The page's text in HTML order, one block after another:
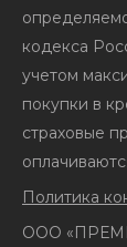
кодекса
учетом
покупки в
страховые
Политика
ООО